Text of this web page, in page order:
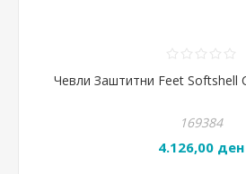
Чевли Заштитни Feet Softshell
169384
4.126,00 ден